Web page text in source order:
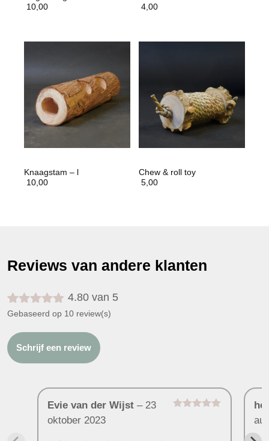
10,00
4,00
Knaagstam – l
10,00
Chew & roll toy
5,00
Reviews van andere klanten
Gewaardeerd
gebaseerd
op
10
klant
waarderingen
4.80 van 5
Gebaseerd op 10 review(s)
Schrijf een review
Evie van der Wijst – 23
oktober 2023